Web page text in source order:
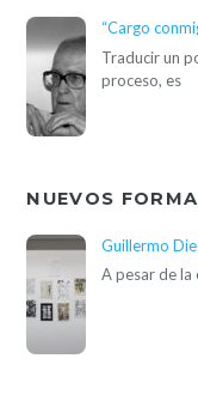
“Cargo
Traducir un
proceso, es
NUEVOS
Guillermo
A pesar de la